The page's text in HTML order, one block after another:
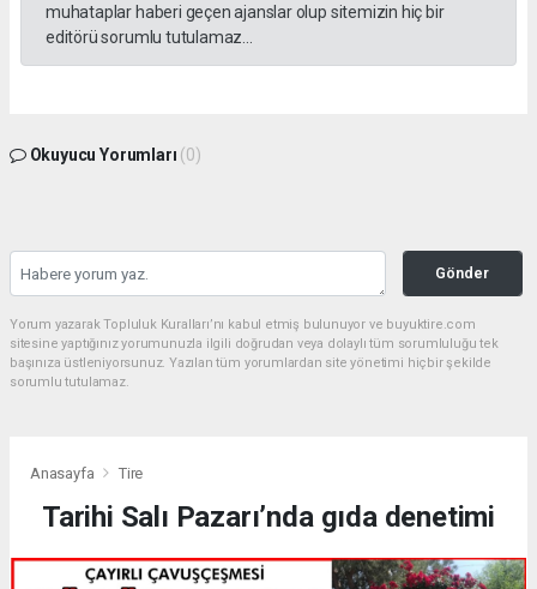
muhataplar haberi geçen ajanslar olup sitemizin hiç bir
editörü sorumlu tutulamaz...
Okuyucu Yorumları (0)
Gönder
Yorum yazarak Topluluk Kuralları’nı kabul etmiş bulunuyor ve buyuktire.com
sitesine yaptığınız yorumunuzla ilgili doğrudan veya dolaylı tüm sorumluluğu tek
başınıza üstleniyorsunuz. Yazılan tüm yorumlardan site yönetimi hiçbir şekilde
sorumlu tutulamaz.
Anasayfa Tire
Tarihi Salı Pazarı’nda gıda denetimi